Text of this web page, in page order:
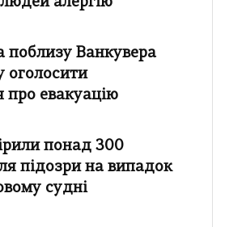
поблизу Ванкувера
оголосити
евакуацію
понад 300
підозри на випадок
судні